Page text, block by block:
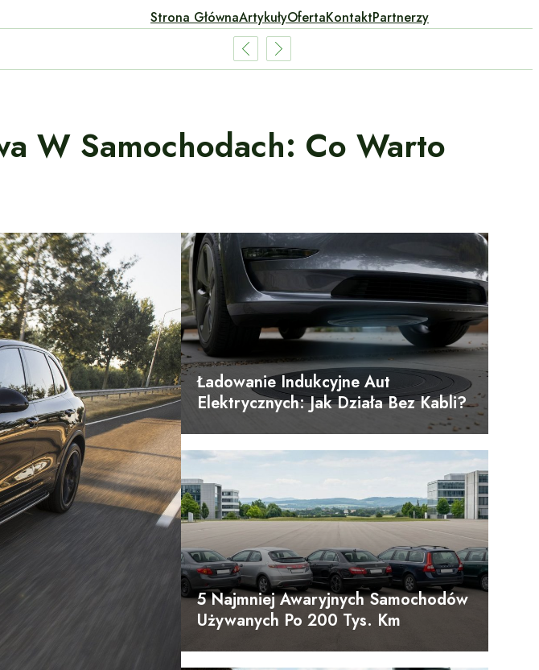
Strona GłównaArtykułyOfertaKontaktPartnerzy
W Samochodach: Co Warto
Ładowanie Indukcyjne Aut
Elektrycznych: Jak Działa Bez Kabli?
5 Najmniej Awaryjnych Samochodów
Używanych Po 200 Tys. Km